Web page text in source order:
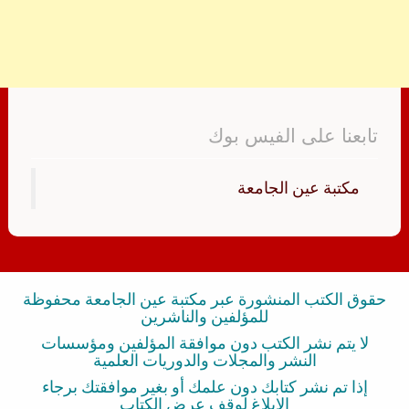
تابعنا على الفيس بوك
‏مكتبة عين الجامعة‏
حقوق الكتب المنشورة عبر مكتبة عين الجامعة محفوظة
للمؤلفين والناشرين
لا يتم نشر الكتب دون موافقة المؤلفين ومؤسسات
النشر والمجلات والدوريات العلمية
إذا تم نشر كتابك دون علمك أو بغير موافقتك برجاء
الإبلاغ لوقف عرض الكتاب